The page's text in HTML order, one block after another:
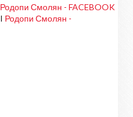
Родопи Смолян - FACEBOOK
I Родопи Смолян -